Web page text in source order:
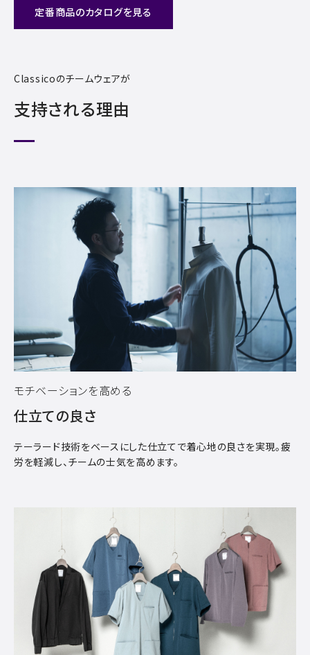
定番商品のカタログを見る
Classicoのチームウェアが
支持される理由
モチベーションを高める
仕立ての良さ
テーラード技術をベースにした仕立てで着心地の良さを実現。疲
労を軽減し、チームの士気を高めます。